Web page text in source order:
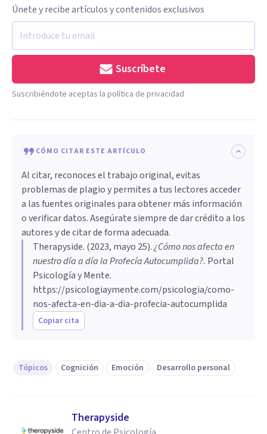
Únete y recibe artículos y contenidos exclusivos
Suscríbete
Suscribiéndote aceptas la política de privacidad
CÓMO CITAR ESTE ARTÍCULO
Al citar, reconoces el trabajo original, evitas
problemas de plagio y permites a tus lectores acceder
a las fuentes originales para obtener más información
o verificar datos. Asegúrate siempre de dar crédito a los
autores y de citar de forma adecuada.
Therapyside. (2023, mayo 25).¿Cómo nos afecta en
nuestro día a día la Profecía Autocumplida?. Portal
Psicología y Mente.
https://psicologiaymente.com/psicologia/como-
nos-afecta-en-dia-a-dia-profecia-autocumplida
Copiar cita
Tópicos Cognición Emoción Desarrollo personal
Therapyside